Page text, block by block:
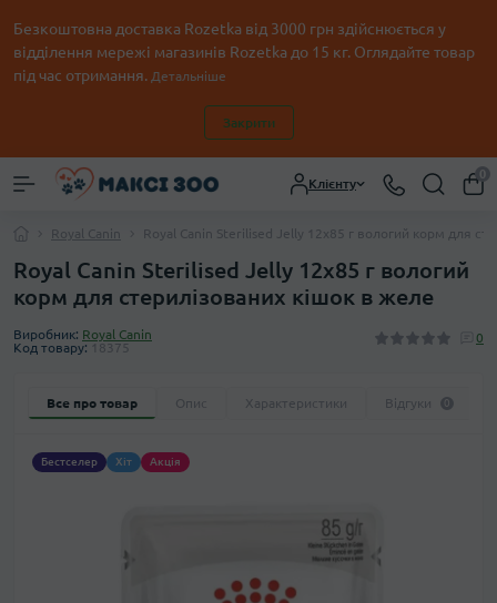
Безкоштовна доставка Rozetka від 3000 грн здійснюється у
відділення мережі магазинів Rozetka до 15 кг. Оглядайте товар
під час отримання. Детальніше
Закрити
Клієнту
0
Royal Canin Royal Canin Sterilised Jelly 12х85 г вологий корм для
Royal Canin Sterilised Jelly 12х85 г вологий
корм для стерилізованих кішок в желе
Виробник: Royal Canin
Код товару: 18375
0
Все про товар Опис Характеристики Відгуки 0
Бестселер Хіт Акція